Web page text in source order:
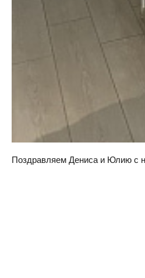
Поздравляем Дениса и Юлию с